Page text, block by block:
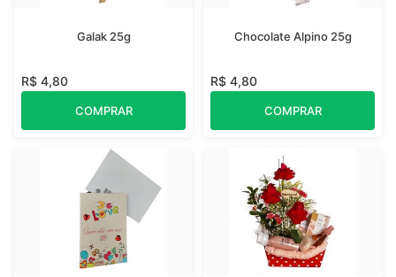
Galak 25g
R$ 4,80
COMPRAR
Chocolate Alpino 25g
R$ 4,80
COMPRAR